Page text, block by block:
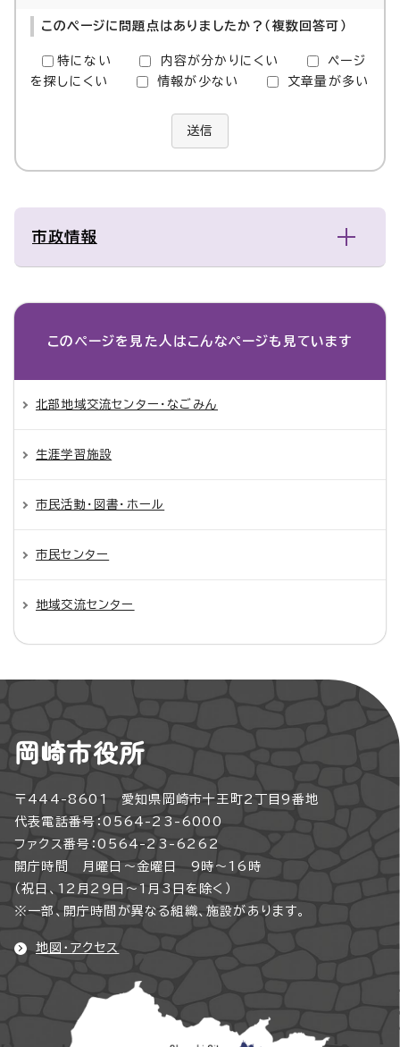
このページに問題点はありましたか？（複数回答可）
特にない 内容が分かりにくい
ページ
を探しにくい
情報が少ない 文章量が多い
送信
市政情報
このページを見た人は こんなページも見ています
北部地域交流センター・なごみん
生涯学習施設
市民活動・図書・ホール
市民センター
地域交流センター
岡崎市役所
〒444-8601 愛知県岡崎市十王町2丁目9番地
代表電話番号：0564-23-6000
ファクス番号：0564-23-6262
開庁時間 月曜日～金曜日 9時～16時
（祝日、12月29日～1月3日を除く）
※一部、開庁時間が異なる組織、施設があります。
地図・アクセス